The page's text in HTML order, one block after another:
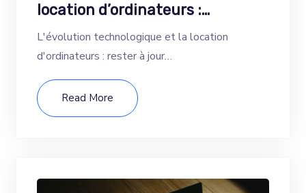
location d’ordinateurs :…
L'évolution technologique et la location
d'ordinateurs : rester à jour…
Read More